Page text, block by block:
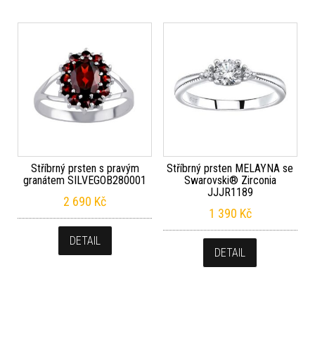
Stříbrný prsten s pravým
granátem SILVEGOB280001
2 690 Kč
DETAIL
Stříbrný prsten MELAYNA se
Swarovski® Zirconia
JJJR1189
1 390 Kč
DETAIL